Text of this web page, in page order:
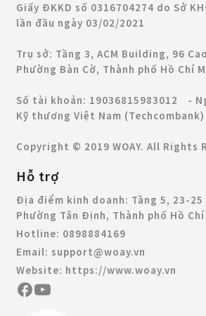
Giấy ĐKKD số 0316704274 do Sở
lần đầu ngày 03/02/2021
Trụ sở: Tầng 3, ACM Building, 96
Phường Bàn Cờ, Thành phố Hồ Chí
Số tài khoản: 19036815983012 -
Kỹ thương Việt Nam
Copyright © 2019 WOAY. All Rights
Hỗ trợ
Địa điểm kinh doanh: Tầng 5, 23-
Phường Tân Định, Thành phố Hồ
Hotline: 0898884169
Email: support@woay.vn
Website: https://www.woay.vn